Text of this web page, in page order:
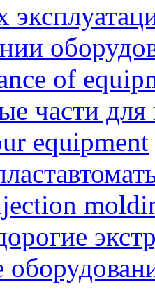
of
части для
equipment